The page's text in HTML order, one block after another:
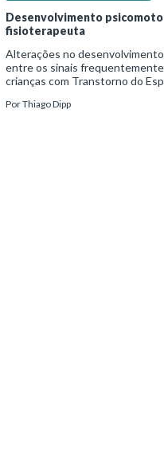
Desenvolvimento
fisioterapeuta
Alterações no
entre os sinais
crianças com Transtorno do
formal.Diante disso, a atuação
PorThiago Dipp